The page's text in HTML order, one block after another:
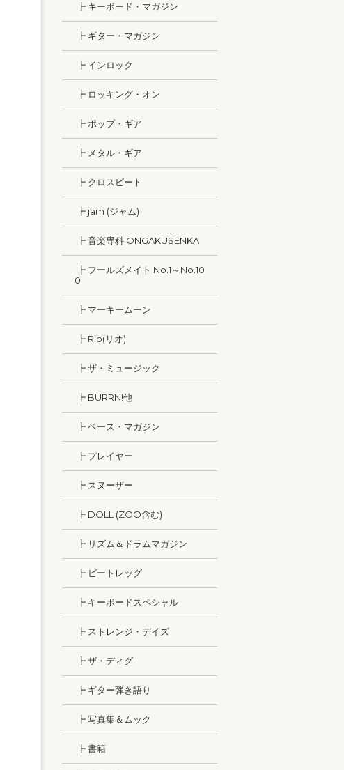
┣ キーボード・マガジン
┣ ギター・マガジン
┣ インロック
┣ ロッキング・オン
┣ ポップ・ギア
┣ メタル・ギア
┣ クロスビート
┣ jam (ジャム)
┣ 音楽専科 ONGAKUSENKA
┣ フールズメイト No.1～No.10
0
┣ マーキームーン
┣ Rio(リオ)
┣ ザ・ミュージック
┣ BURRN!他
┣ ベース・マガジン
┣ プレイヤー
┣ スヌーザー
┣ DOLL (ZOO含む)
┣ リズム＆ドラムマガジン
┣ ビートレッグ
┣ キーボードスペシャル
┣ ストレンジ・デイズ
┣ ザ・ディグ
┣ ギター弾き語り
┣ 写真集＆ムック
┣ 書籍